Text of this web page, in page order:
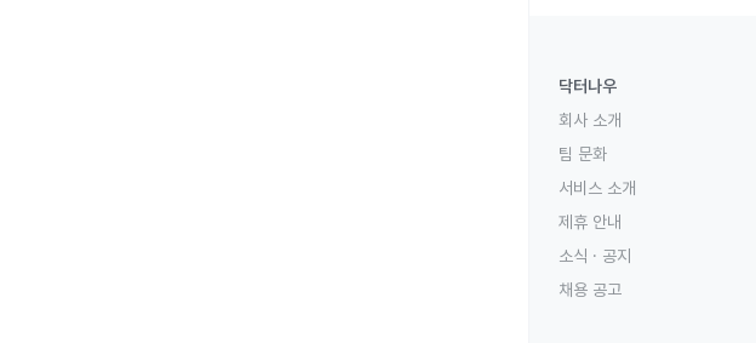
닥터나우
회사 소개
팀 문화
서비스 소개
제휴 안내
소식 · 공지
채용 공고